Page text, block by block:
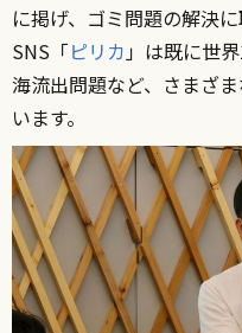
に掲げ、ゴミ問題の解決
SNS「ピリカ」は既に世
海流出問題など、さまざ
います。